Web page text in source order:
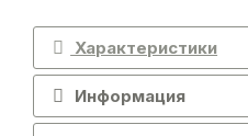
Характеристики
Информация